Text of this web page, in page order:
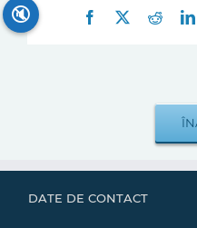
Facebook
Reddit
DATE DE CONTACT
🔇